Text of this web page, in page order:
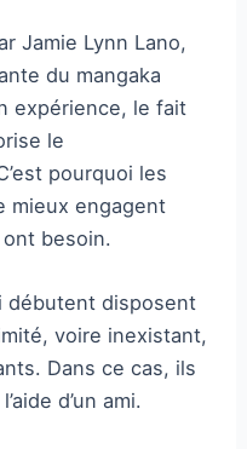
Jamie Lynn Lano,
du mangaka
expérience, le fait
le
pourquoi les
mieux engagent
ont besoin.
débutent disposent
voire inexistant,
Dans ce cas, ils
d’un ami.